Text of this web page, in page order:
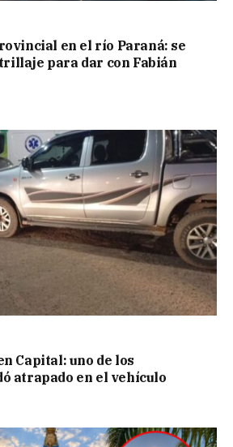
en el río Paraná: se
para dar con Fabián
Capital: uno de los
atrapado en el vehículo